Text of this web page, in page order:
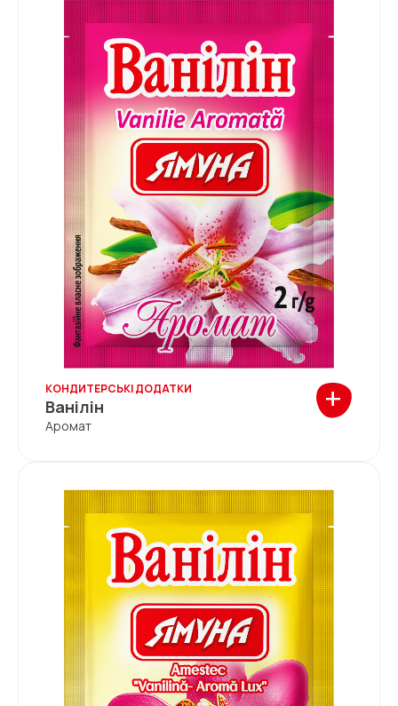
КОНДИТЕРСЬКІ ДОДАТКИ
Ванілін
Аромат
+